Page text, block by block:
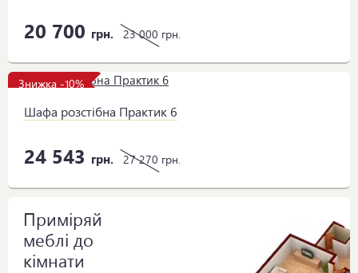
20 700 грн. 23 000 грн.
Знижка -10%
Шафа розстібна Практик 6
24 543 грн. 27 270 грн.
Приміряй
меблі до
кімнати